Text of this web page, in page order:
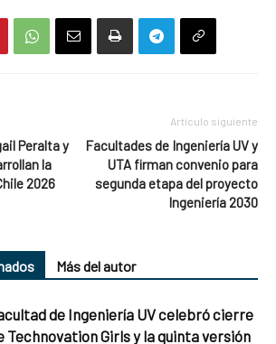
Peralta y
la
2026
Artículo siguiente
Facultades de Ingeniería UV y
UTA firman convenio para
segunda etapa del proyecto
Ingeniería 2030
Más del autor
de Ingeniería UV celebró cierre
Technovation Girls y la quinta versión